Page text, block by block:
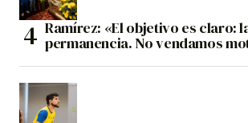
Ramírez: «El objetivo es claro:
permanencia. No vendamos